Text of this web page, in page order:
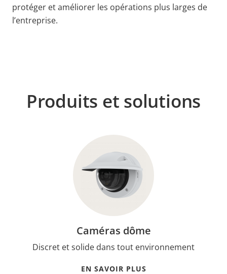
protéger et améliorer les opérations plus larges de
l’entreprise.
Produits et solutions
Caméras dôme
Discret et solide dans tout environnement
EN SAVOIR PLUS